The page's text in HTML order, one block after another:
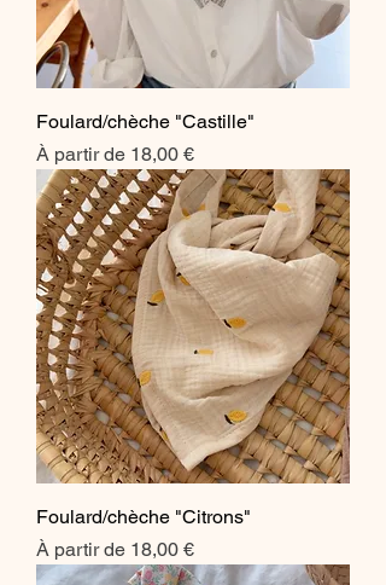
Foulard/chèche "Castille"
À partir de 18,00 €
Prix promotionnel
Foulard/chèche "Citrons"
À partir de 18,00 €
Prix promotionnel